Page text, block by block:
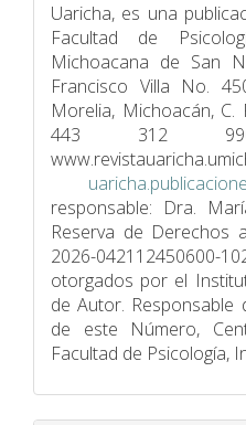
Uaricha, es una
Facultad de
Michoacana de San
Francisco Villa No.
Morelia, Michoacán, C.
443 312
responsable: Dra.
Reserva de Derechos
2026-042112450600-
otorgados por el
de Autor. Responsable
de este Número,
Facultad de Psicologí­a,